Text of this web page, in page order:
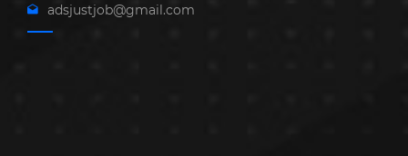
adsjustjob@gmail.com